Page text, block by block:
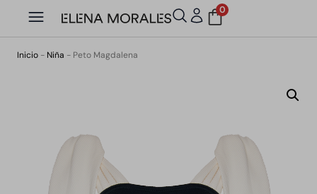
0
Inicio - Niña - Peto Magdalena